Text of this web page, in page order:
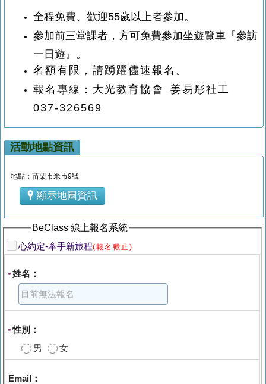
全程免費、歡迎55歲以上者參加。
參加前三堂課者，方可免費參加坐遊覽車『參訪
一日遊』。
名額有限，請踴躍儘速報名。
報名專線：大光教育協會 姜易彤社工
037-326569
活動地點資訊
地點：苗栗市米市9號
顯示地圖資訊
BeClass 線上報名系統
心約定-牽手新旅程(報名截止)
* 姓名：
*性別：
男
女
Email：